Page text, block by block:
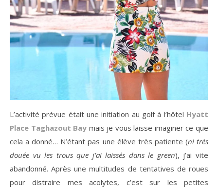
L’activité prévue était une initiation au golf à l’hôtel Hyatt
Place Taghazout Bay mais je vous laisse imaginer ce que
cela a donné… N’étant pas une élève très patiente (ni très
douée vu les trous que j’ai laissés dans le green), j’ai vite
abandonné. Après une multitudes de tentatives de roues
pour distraire mes acolytes, c’est sur les petites